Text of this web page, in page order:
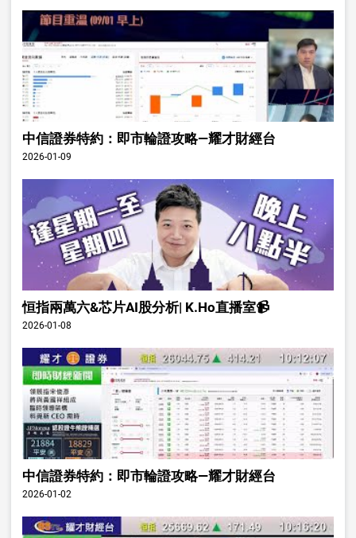
中信證券特約：即市輪證攻略—耀才財經台
2026-01-09
恒指兩萬六&芯片AI股分析| K.Ho直播室📹
2026-01-08
中信證券特約：即市輪證攻略—耀才財經台
2026-01-02